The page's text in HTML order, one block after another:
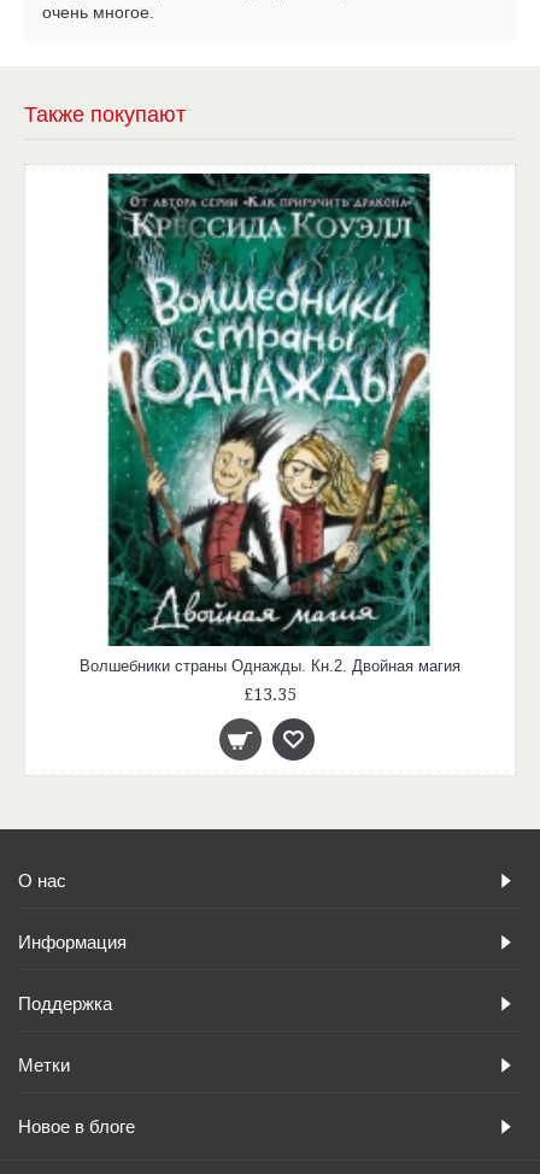
очень многое.
Также покупают
Волшебники страны Однажды. Кн.2. Двойная магия
£13.35
О нас
Информация
Поддержка
Метки
Новое в блоге